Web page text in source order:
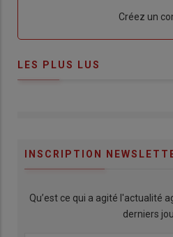
Créez un
LES PLUS LUS
INSCRIPTION
Qu’est ce qui a agité l'actualité
derniers